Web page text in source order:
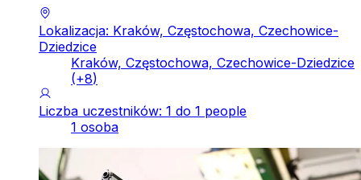
Lokalizacja: Kraków, Częstochowa, Czechowice-
Dziedzice
Kraków, Częstochowa, Czechowice-Dziedzice
(+8)
Liczba uczestników: 1 do 1 people
1 osoba